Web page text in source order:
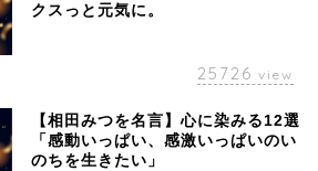
クスっと元気に。
25726 view
【相田みつを名言】心に染みる12選
「感動いっぱい、感激いっぱいのい
のちを生きたい」